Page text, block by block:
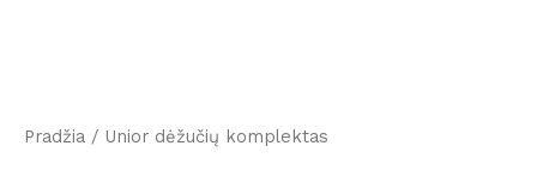
Pradžia / Unior dėžučių komplektas